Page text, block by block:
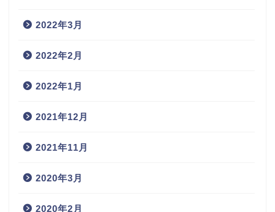
2022年3月
2022年2月
2022年1月
2021年12月
2021年11月
2020年3月
2020年2月